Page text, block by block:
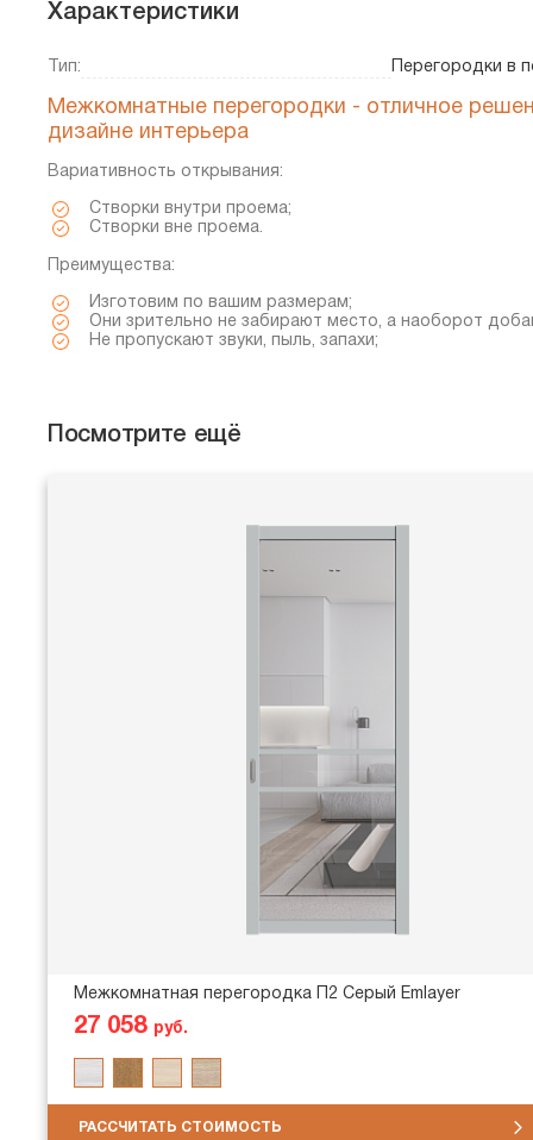
Характеристики
Тип: Перегородки в
Межкомнатные перегородки - отличное
дизайне интерьера
Вариативность открывания:
Створки внутри проема;
Створки вне проема.
Преимущества:
Изготовим по вашим размерам;
Они зрительно не забирают место, а наоборот
Не пропускают звуки, пыль, запахи;
Посмотрите ещё
Межкомнатная перегородка П2 Серый Emlayer
27 058 руб.
РАССЧИТАТЬ СТОИМОСТЬ